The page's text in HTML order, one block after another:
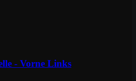
- Vorne Links